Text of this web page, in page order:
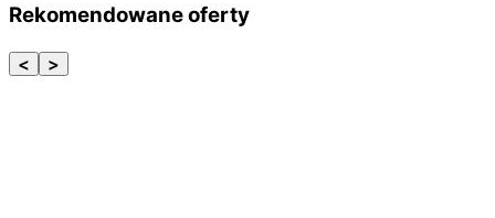
Rekomendowane oferty
< >